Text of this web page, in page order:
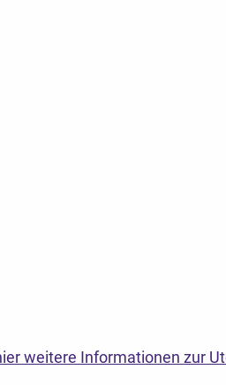
weitere Informationen zur